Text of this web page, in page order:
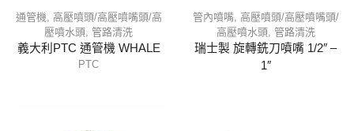
通管機, 高壓噴頭/高壓噴嘴頭/高
壓噴水頭, 管路清洗
義大利PTC 通管機 WHALE
PTC
管內噴嘴, 高壓噴頭/高壓噴嘴頭/
高壓噴水頭, 管路清洗
瑞士製 旋轉銑刀噴嘴 1/2″ –
1″